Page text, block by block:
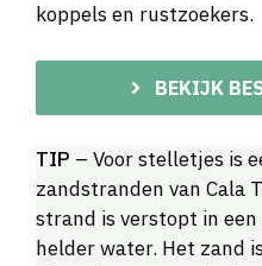
koppels en rustzoekers.
BEKIJK
TIP – Voor stelletjes is
zandstranden van Cala
strand is verstopt in
helder water. Het zand